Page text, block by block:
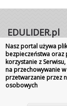
EDULIDER.pl
Portal
Wszelkie
szkoły
Nasz portal używa
bezpieczeństwa oraz
korzystanie z
na przechowywanie
przetwarzanie przez
osobowych